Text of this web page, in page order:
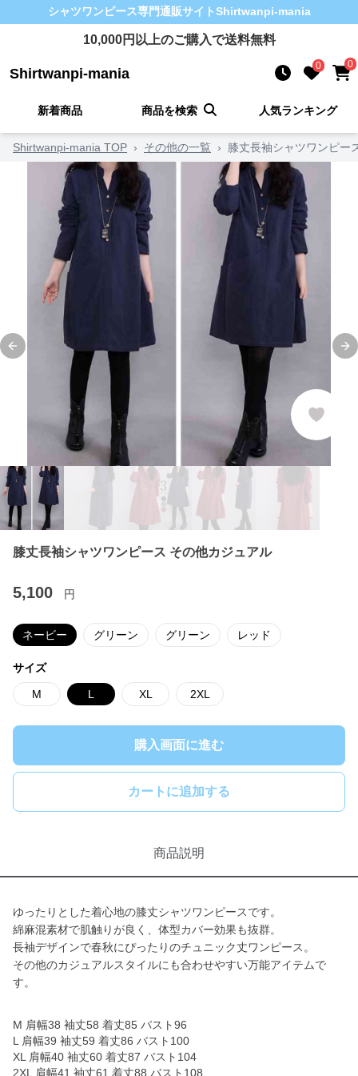
シャツワンピース専門通販サイトShirtwanpi-mania
10,000円以上のご購入で送料無料
Shirtwanpi-mania 0 0
新着商品 商品を検索 人気ランキング
Shirtwanpi-mania TOP › その他の一覧 › 膝丈長袖シャツワンピー
Previous slide
膝丈長袖シャツワンピース その他カジュアル
5,100 円
ネービー グリーン グリーン レッド
サイズ
M L XL 2XL
購入画面に進む
カートに追加する
商品説明
ゆったりとした着心地の膝丈シャツワンピースです。
綿麻混素材で肌触りが良く、体型カバー効果も抜群。
長袖デザインで春秋にぴったりのチュニック丈ワンピース。
その他のカジュアルスタイルにも合わせやすい万能アイテムで
す。
M 肩幅38 袖丈58 着丈85 バスト96
L 肩幅39 袖丈59 着丈86 バスト100
XL 肩幅40 袖丈60 着丈87 バスト104
2XL 肩幅41 袖丈61 着丈88 バスト108